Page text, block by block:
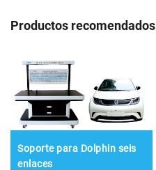
Productos recomendados
Soporte para Dolphin seis
enlaces